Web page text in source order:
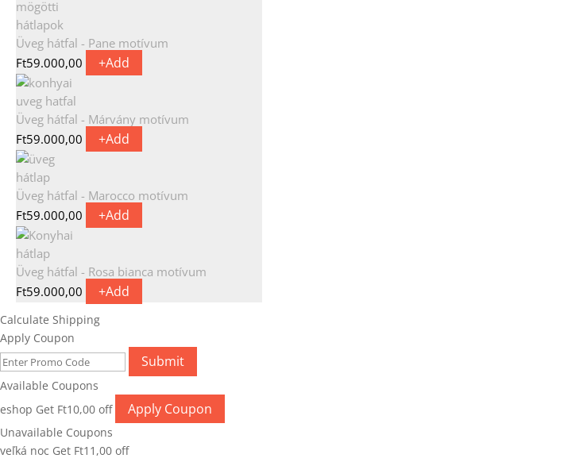
Üveg hátfal - Pane motívum
Ft59.000,00 +Add
Üveg hátfal - Márvány motívum
Ft59.000,00 +Add
Üveg hátfal - Marocco motívum
Ft59.000,00 +Add
Üveg hátfal - Rosa bianca motívum
Ft59.000,00 +Add
Calculate Shipping
Apply Coupon
Submit
Available Coupons
eshop Get Ft10,00 off Apply Coupon
Unavailable Coupons
veľká noc Get Ft11,00 off